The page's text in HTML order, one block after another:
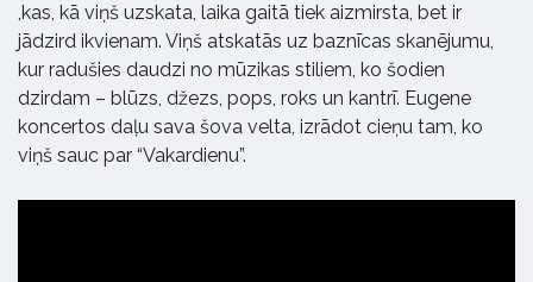
,kas, kā viņš uzskata, laika gaitā tiek aizmirsta, bet ir
jādzird ikvienam. Viņš atskatās uz baznīcas skanējumu,
kur radušies daudzi no mūzikas stiliem, ko šodien
dzirdam – blūzs, džezs, pops, roks un kantrī. Eugene
koncertos daļu sava šova velta, izrādot cieņu tam, ko
viņš sauc par “Vakardienu”.